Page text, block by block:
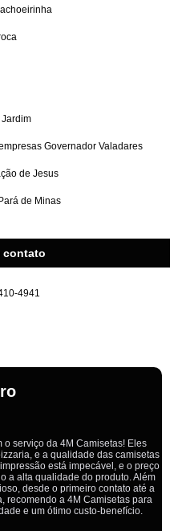
Governador Valadares
de Jesus
de Minas
contato
4941
prestativos e que colocam o
tem problemas,isso é fato, mas
calma e de forma que todos saem
no final.